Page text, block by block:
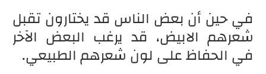
في حين أن بعض الناس قد يختارون تقبل
شعرهم الابيض، قد يرغب البعض الآخر
في الحفاظ على لون شعرهم الطبيعي.